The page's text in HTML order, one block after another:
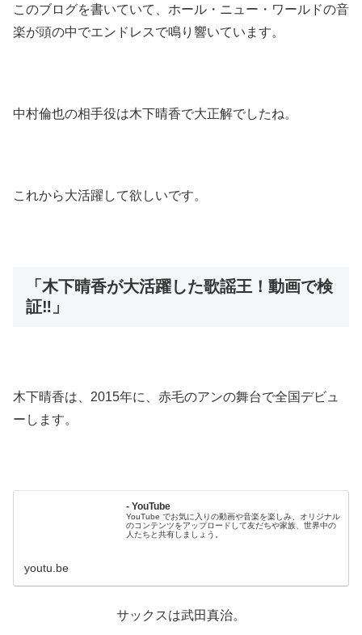
このブログを書いていて、ホール・ニュー・ワールドの音
楽が頭の中でエンドレスで鳴り響いています。
中村倫也の相手役は木下晴香で大正解でしたね。
これから大活躍して欲しいです。
「木下晴香が大活躍した歌謡王！動画で検
証‼︎」
木下晴香は、2015年に、赤毛のアンの舞台で全国デビュ
ーします。
- YouTube
YouTube でお気に入りの動画や音楽を楽しみ、オリジナル
のコンテンツをアップロードして友だちや家族、世界中の
人たちと共有しましょう。
youtu.be
サックスは武田真治。